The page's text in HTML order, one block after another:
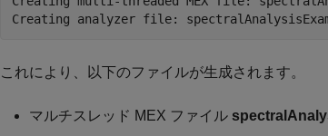
これにより、以下のファイルが生成されます。
マルチスレッド MEX ファイル